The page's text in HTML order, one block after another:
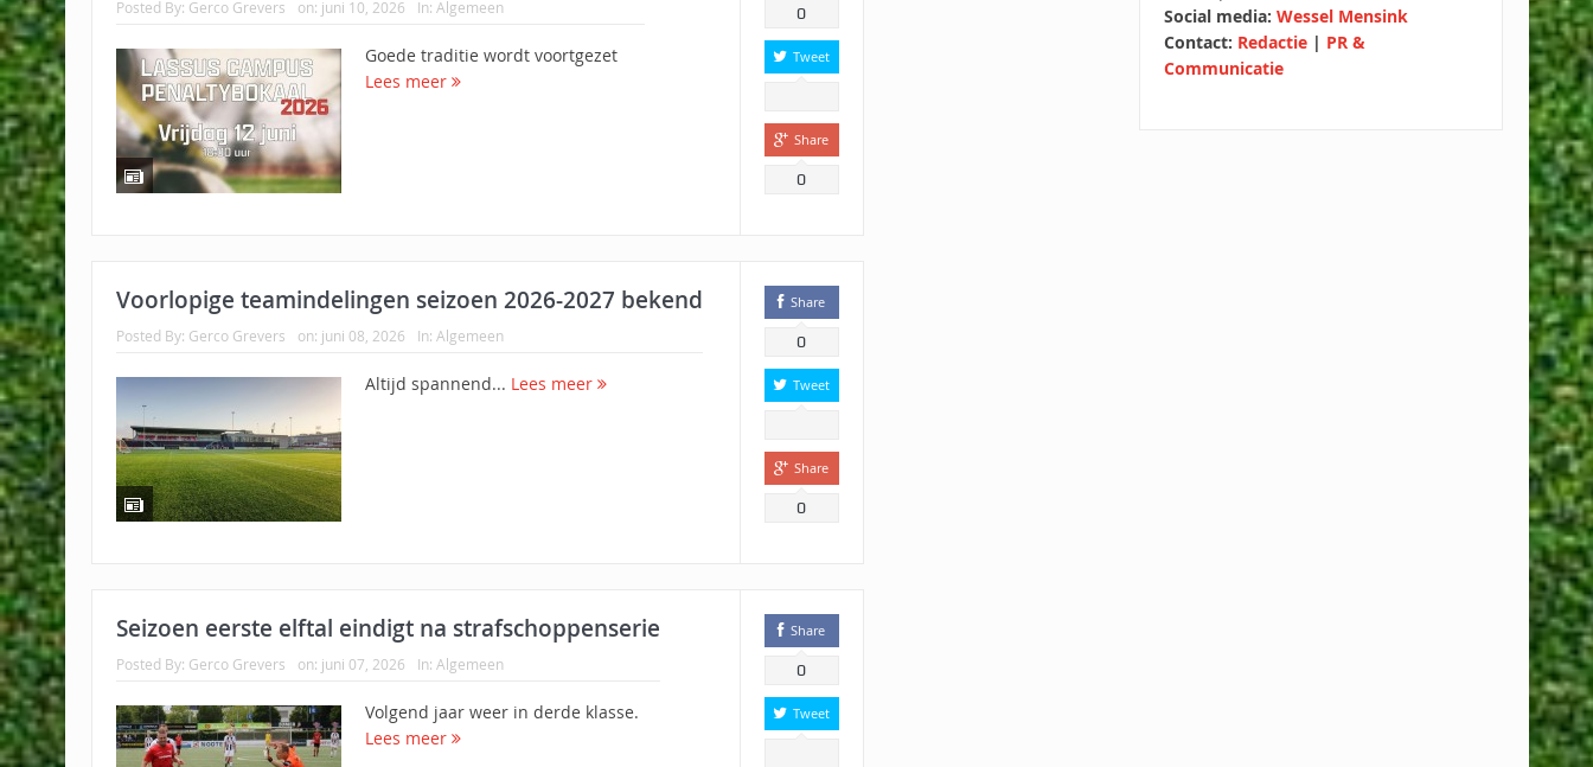
Posted By: Gerco Grevers on: juni 10, 2026 In: Algemeen
Goede traditie wordt voortgezet
Lees meer
0
Tweet
Share
0
Voorlopige teamindelingen seizoen 2026-2027 bekend
Posted By: Gerco Grevers on: juni 08, 2026 In: Algemeen
Altijd spannend... Lees meer
Share
0
Tweet
Share
0
Seizoen eerste elftal eindigt na strafschoppenserie
Posted By: Gerco Grevers on: juni 07, 2026 In: Algemeen
Volgend jaar weer in derde klasse.
Lees meer
Share
0
Tweet
Social media: Wessel Mensink
Contact: Redactie| PR &
Communicatie